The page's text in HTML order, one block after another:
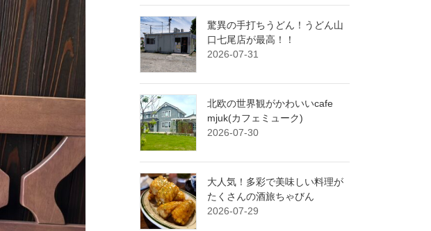
驚異の手打ちうどん！うどん山
口七尾店が最高！！
2026-07-31
北欧の世界観がかわいいcafe
mjuk(カフェミューク)
2026-07-30
大人気！多彩で美味しい料理が
たくさんの酒旅ちゃびん
2026-07-29